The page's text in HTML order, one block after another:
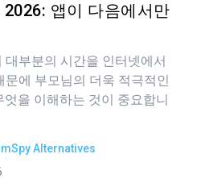
앱이 다음에서만
대부분의 시간을 인터넷에서
문에 부모님의 더욱 적극적인
을 이해하는 것이 중요합니
mSpy Alternatives